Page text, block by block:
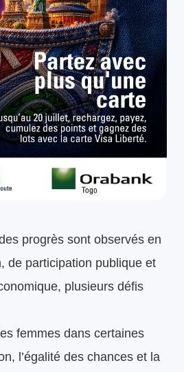
progrès sont observés en
de participation publique et
plusieurs défis
femmes dans certaines
l’égalité des chances et la